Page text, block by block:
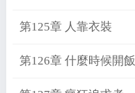
第125章 人靠衣裝
第126章 什麼時候開飯